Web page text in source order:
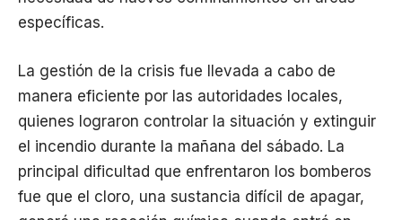
específicas.
La gestión de la crisis fue llevada a cabo de
manera eficiente por las autoridades locales,
quienes lograron controlar la situación y extinguir
el incendio durante la mañana del sábado. La
principal dificultad que enfrentaron los bomberos
fue que el cloro, una sustancia difícil de apagar,